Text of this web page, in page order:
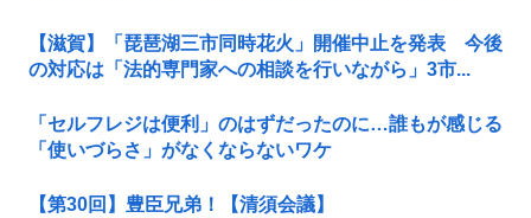
【滋賀】「琵琶湖三市同時花火」開催中止を発表 今後
の対応は「法的専門家への相談を行いながら」3市...
「セルフレジは便利」のはずだったのに…誰もが感じる
「使いづらさ」がなくならないワケ
【第30回】豊臣兄弟！【清須会議】